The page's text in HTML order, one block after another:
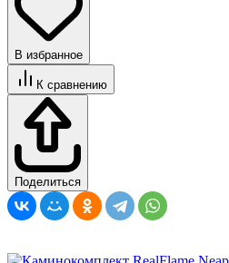
В избранное
К сравнению
Поделиться